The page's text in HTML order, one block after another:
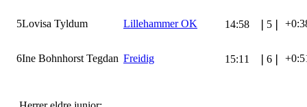
5Lovisa Tyldum Lillehammer OK 14:58 5
6Ine Bohnhorst Tegdan Freidig 15:11 6